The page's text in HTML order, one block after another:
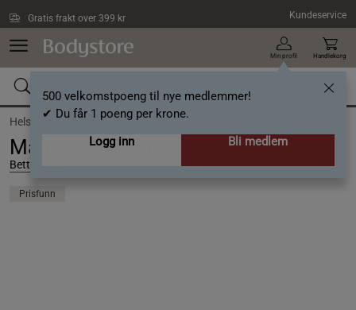
Gratis frakt over 399 kr Kundeservice
Min profil
500 velkomstpoeng til nye medlemmer!
✔ Du får 1 poeng per krone.
Logg inn
Bli medlem
Handlekorg
Helse / Mineraler
Magnesium Plus 90 kapslar
Better You
Prisfunn